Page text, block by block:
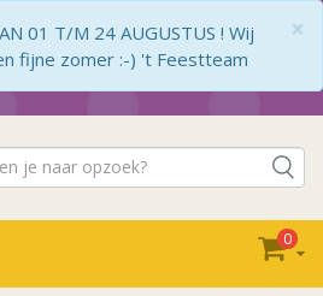
×
01 T/M 24 AUGUSTUS ! Wij
fijne zomer :-) 't Feestteam
0